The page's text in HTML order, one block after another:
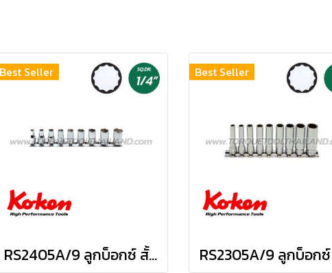
Best Seller
RS2405A/9 ลูกบ็อกซ์ สั้น 12P ชุด 9 ชิ้น (SQ.DR.1/4") Socket Set on Rail
Best Seller